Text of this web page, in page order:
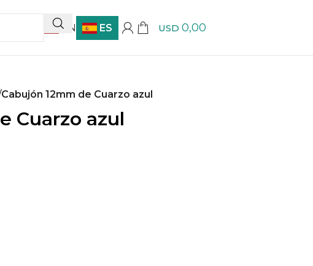
EN ES USD 0,00
Cabujón 12mm de Cuarzo azul
Cuarzo azul